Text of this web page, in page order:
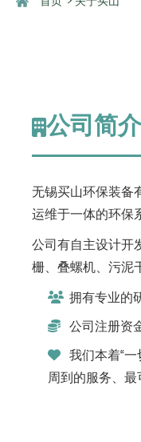
公司简
无锡买山环保装备
运维于一体的环保
公司有自主设计开
栅、叠螺机、污泥
拥有专业的
公司注册资
我们本着“
周到的服务、最